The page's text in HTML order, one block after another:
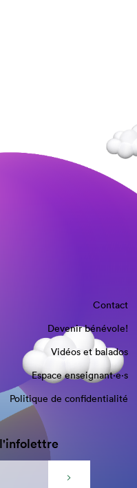
Contact
Devenir bénévole!
Vidéos et balados
Espace enseignant·e⋅s
Politique de confidentialité